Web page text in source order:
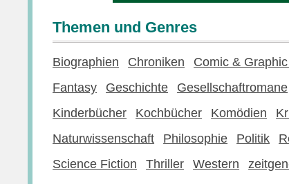
Themen und Genres
Biographien Chroniken Comic &
Fantasy
Geschichte Gesellschaftromane
Kinderbücher
Kochbücher Komödien
Naturwissenschaft
Philosophie Politik
Science Fiction
Thriller Western